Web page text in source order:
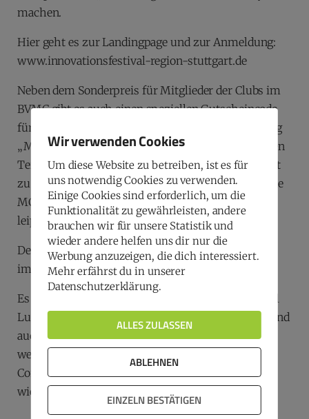
machen.
Hier geht es zur Landingpage und zur Anmeldung:
www.innovationsfestival-region-stuttgart.de
Neben dem Sonderpreis für Mitglieder der Clubs im
BVMC gibt es auch einen speziellen Gutscheincode
für „MarketingFrauen“. Dieser kann bei Anmeldung
„Mitgliedsticket BVMC“ eingegeben werden, um den
Teilnahmebetrag zusätzlich um 20 Euro pro Ticket
zu reduzieren. Den Code gibt es auf Anfrage über die
MCL-Geschäftsstelle per E-Mail (an info@mc-
leipzig.de).
Der limitierte Code ist bis Ende Mai gültig und wie
immer gilt: First come, first served!
Es gibt auch eine Hotelempfehlung – das NH Hotel
Ludwigsburg. Hier sind bereits einige Referenten und
auch BVMC-Vertreter eingebucht. Es wäre schön,
wenn sich das bundesweite Netzwerk der
Community auch in einem gemeinsamen Hotel
wiederfindet.
Wir verwenden Cookies
Um diese Website zu betreiben, ist es für
uns notwendig Cookies zu verwenden.
Einige Cookies sind erforderlich, um die
Funktionalität zu gewährleisten, andere
brauchen wir für unsere Statistik und
wieder andere helfen uns dir nur die
Werbung anzuzeigen, die dich interessiert.
Mehr erfährst du in unserer
Datenschutzerklärung.
ALLES ZULASSEN
ABLEHNEN
EINZELN BESTÄTIGEN